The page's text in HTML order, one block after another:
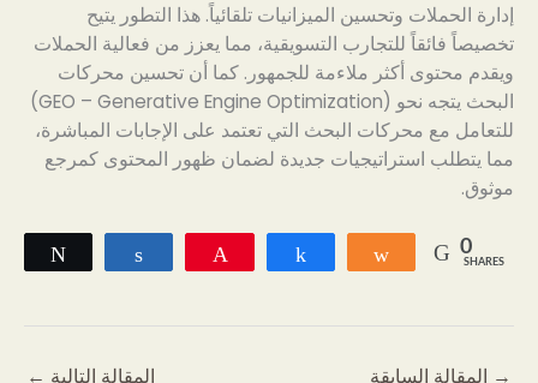
إدارة الحملات وتحسين الميزانيات تلقائياً. هذا التطور يتيح
تخصيصاً فائقاً للتجارب التسويقية، مما يعزز من فعالية الحملات
ويقدم محتوى أكثر ملاءمة للجمهور. كما أن تحسين محركات
البحث يتجه نحو (GEO – Generative Engine Optimization)
للتعامل مع محركات البحث التي تعتمد على الإجابات المباشرة،
مما يتطلب استراتيجيات جديدة لضمان ظهور المحتوى كمرجع
موثوق.
Share 0
SHARES
→ المقالة السابقة المقالة التالية ←